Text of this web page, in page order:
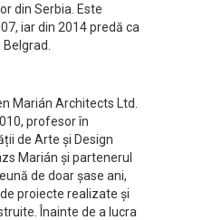
din Serbia. Este
iar din 2014 predă ca
Marián Architects Ltd.
profesor în
de Arte și Design
Marián și partenerul
de doar șase ani,
proiecte realizate și
Înainte de a lucra